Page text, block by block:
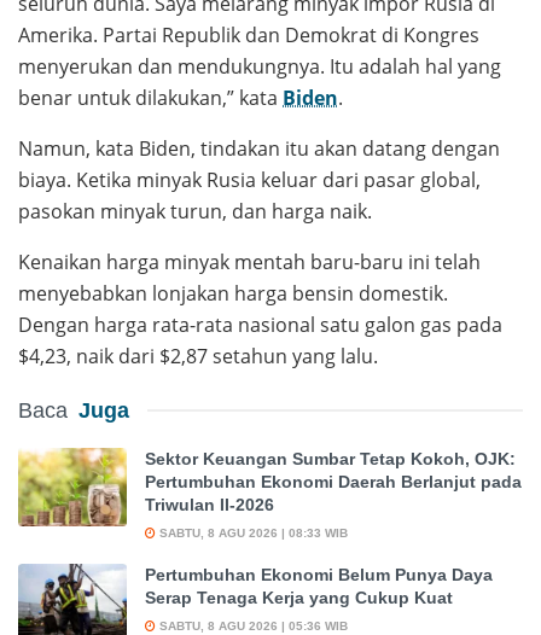
Amerika. Partai Republik dan Demokrat di Kongres
menyerukan dan mendukungnya. Itu adalah hal yang
benar untuk dilakukan,” kata Biden.
Namun, kata Biden, tindakan itu akan datang dengan
biaya. Ketika minyak Rusia keluar dari pasar global,
pasokan minyak turun, dan harga naik.
Kenaikan harga minyak mentah baru-baru ini telah
menyebabkan lonjakan harga bensin domestik.
Dengan harga rata-rata nasional satu galon gas pada
$4,23, naik dari $2,87 setahun yang lalu.
Baca Juga
Sektor Keuangan Sumbar Tetap Kokoh, OJK:
Pertumbuhan Ekonomi Daerah Berlanjut pada
Triwulan II-2026
SABTU, 8 AGU 2026 | 08:33 WIB
Pertumbuhan Ekonomi Belum Punya Daya
Serap Tenaga Kerja yang Cukup Kuat
SABTU, 8 AGU 2026 | 05:36 WIB